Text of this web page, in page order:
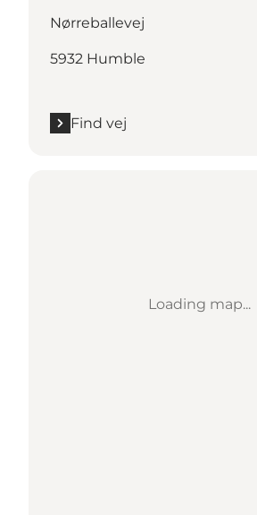
Nørreballevej
5932 Humble
Find vej
Loading map...